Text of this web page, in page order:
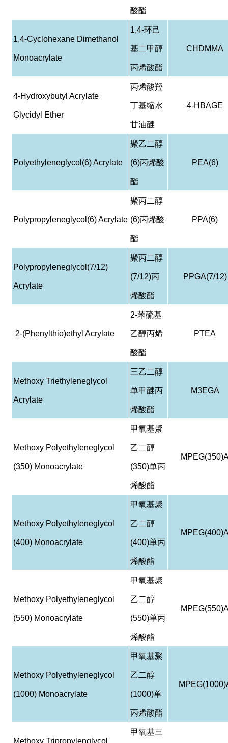
酸酯
1,4-Cyclohexane Dimethanol
Monoacrylate
1,4-环己
基二甲醇
丙烯酸酯
CHDMMA
4-Hydroxybutyl Acrylate
Glycidyl Ether
丙烯酸羟
丁基缩水
甘油醚
4-HBAGE
Polyethyleneglycol(6) Acrylate
聚乙二醇
(6)丙烯酸
酯
PEA(6)
Polypropyleneglycol(6) Acrylate
聚丙二醇
(6)丙烯酸
酯
PPA(6)
Polypropyleneglycol(7/12)
Acrylate
聚丙二醇
(7/12)丙
烯酸酯
PPGA(7/12)
2-(Phenylthio)ethyl Acrylate
2-苯硫基
乙醇丙烯
酸酯
PTEA
Methoxy Triethyleneglycol
Acrylate
三乙二醇
单甲醚丙
烯酸酯
M3EGA
Methoxy Polyethyleneglycol
(350) Monoacrylate
甲氧基聚
乙二醇
(350)单丙
烯酸酯
Methoxy Polyethyleneglycol
(400) Monoacrylate
甲氧基聚
乙二醇
(400)单丙
烯酸酯
Methoxy Polyethyleneglycol
(550) Monoacrylate
甲氧基聚
乙二醇
(550)单丙
烯酸酯
Methoxy Polyethyleneglycol
(1000) Monoacrylate
甲氧基聚
乙二醇
(1000)单
丙烯酸酯
Methoxy Tripropylenglycol
甲氧基三